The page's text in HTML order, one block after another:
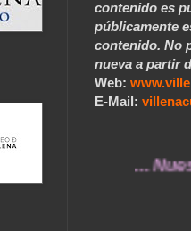
contenido es
públicamente
contenido. No
nueva a partir
Web:
E-Mail:
... Nuestros